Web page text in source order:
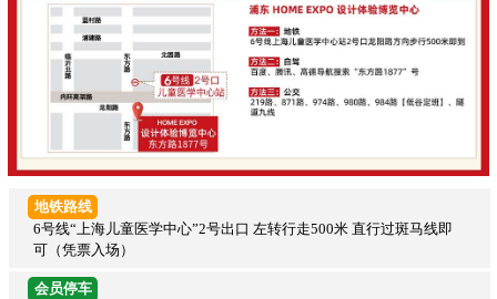
地铁路线
6号线“上海儿童医学中心”2号出口 左转行走500米 直行过斑马线即
可（凭票入场）
会员停车